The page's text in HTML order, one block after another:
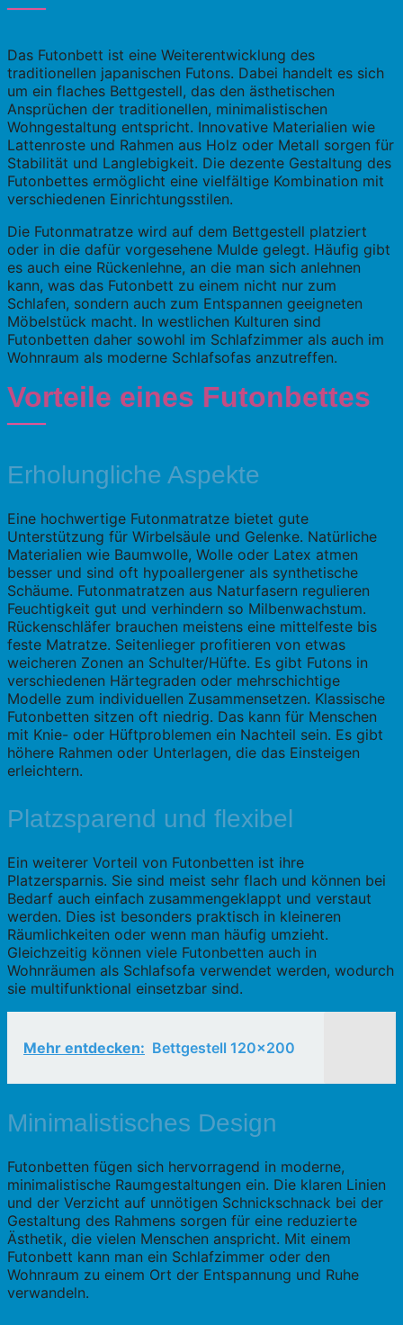
Das Futonbett ist eine Weiterentwicklung des
traditionellen japanischen Futons. Dabei handelt es sich
um ein flaches Bettgestell, das den ästhetischen
Ansprüchen der traditionellen, minimalistischen
Wohngestaltung entspricht. Innovative Materialien wie
Lattenroste und Rahmen aus Holz oder Metall sorgen für
Stabilität und Langlebigkeit. Die dezente Gestaltung des
Futonbettes ermöglicht eine vielfältige Kombination mit
verschiedenen Einrichtungsstilen.
Die Futonmatratze wird auf dem Bettgestell platziert
oder in die dafür vorgesehene Mulde gelegt. Häufig gibt
es auch eine Rückenlehne, an die man sich anlehnen
kann, was das Futonbett zu einem nicht nur zum
Schlafen, sondern auch zum Entspannen geeigneten
Möbelstück macht. In westlichen Kulturen sind
Futonbetten daher sowohl im Schlafzimmer als auch im
Wohnraum als moderne Schlafsofas anzutreffen.
Vorteile eines Futonbettes
Erholungliche Aspekte
Eine hochwertige Futonmatratze bietet gute
Unterstützung für Wirbelsäule und Gelenke. Natürliche
Materialien wie Baumwolle, Wolle oder Latex atmen
besser und sind oft hypoallergener als synthetische
Schäume. Futonmatratzen aus Naturfasern regulieren
Feuchtigkeit gut und verhindern so Milbenwachstum.
Rückenschläfer brauchen meistens eine mittelfeste bis
feste Matratze. Seitenlieger profitieren von etwas
weicheren Zonen an Schulter/Hüfte. Es gibt Futons in
verschiedenen Härtegraden oder mehrschichtige
Modelle zum individuellen Zusammensetzen. Klassische
Futonbetten sitzen oft niedrig. Das kann für Menschen
mit Knie- oder Hüftproblemen ein Nachteil sein. Es gibt
höhere Rahmen oder Unterlagen, die das Einsteigen
erleichtern.
Platzsparend und flexibel
Ein weiterer Vorteil von Futonbetten ist ihre
Platzersparnis. Sie sind meist sehr flach und können bei
Bedarf auch einfach zusammengeklappt und verstaut
werden. Dies ist besonders praktisch in kleineren
Räumlichkeiten oder wenn man häufig umzieht.
Gleichzeitig können viele Futonbetten auch in
Wohnräumen als Schlafsofa verwendet werden, wodurch
sie multifunktional einsetzbar sind.
Mehr entdecken: Bettgestell 120x200
Minimalistisches Design
Futonbetten fügen sich hervorragend in moderne,
minimalistische Raumgestaltungen ein. Die klaren Linien
und der Verzicht auf unnötigen Schnickschnack bei der
Gestaltung des Rahmens sorgen für eine reduzierte
Ästhetik, die vielen Menschen anspricht. Mit einem
Futonbett kann man ein Schlafzimmer oder den
Wohnraum zu einem Ort der Entspannung und Ruhe
verwandeln.